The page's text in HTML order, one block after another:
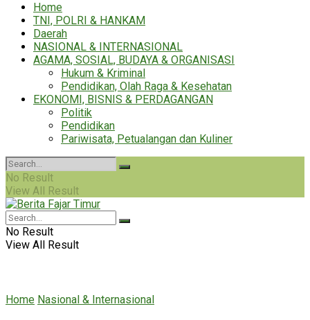
Home
TNI, POLRI & HANKAM
Daerah
NASIONAL & INTERNASIONAL
AGAMA, SOSIAL, BUDAYA & ORGANISASI
Hukum & Kriminal
Pendidikan, Olah Raga & Kesehatan
EKONOMI, BISNIS & PERDAGANGAN
Politik
Pendidikan
Pariwisata, Petualangan dan Kuliner
No Result
View All Result
No Result
View All Result
Home Nasional & Internasional